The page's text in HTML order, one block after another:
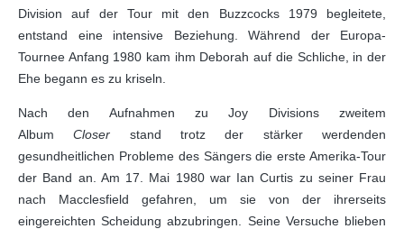
Division auf der Tour mit den Buzzcocks 1979 begleitete,
entstand eine intensive Beziehung. Während der Europa-
Tournee Anfang 1980 kam ihm Deborah auf die Schliche, in der
Ehe begann es zu kriseln.
Nach den Aufnahmen zu Joy Divisions zweitem
AlbumCloser stand trotz der stärker werdenden
gesundheitlichen Probleme des Sängers die erste Amerika-Tour
der Band an. Am 17. Mai 1980 war Ian Curtis zu seiner Frau
nach Macclesfield gefahren, um sie von der ihrerseits
eingereichten Scheidung abzubringen. Seine Versuche blieben